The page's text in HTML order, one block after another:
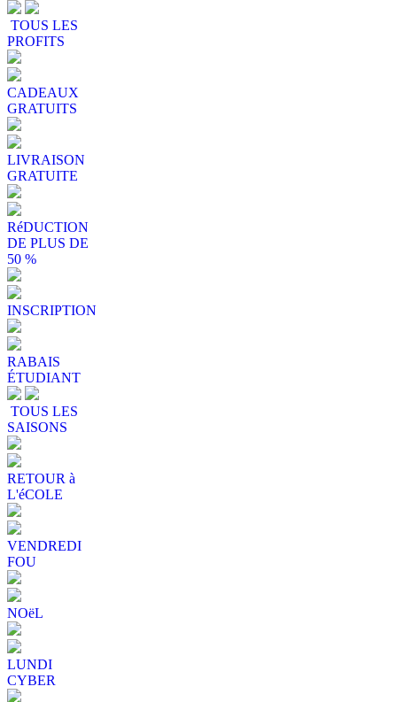
TOUS LES
PROFITS
CADEAUX
GRATUITS
LIVRAISON
GRATUITE
RéDUCTION
DE PLUS DE
50 %
INSCRIPTION
RABAIS
ÉTUDIANT
TOUS LES
SAISONS
RETOUR à
L'éCOLE
VENDREDI
FOU
NOëL
LUNDI
CYBER